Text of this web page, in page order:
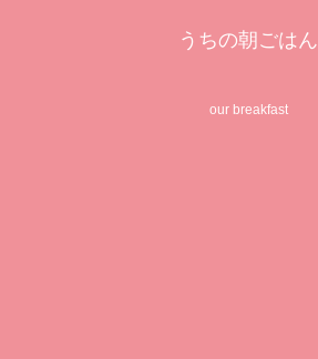
うちの朝ごはん
our breakfast